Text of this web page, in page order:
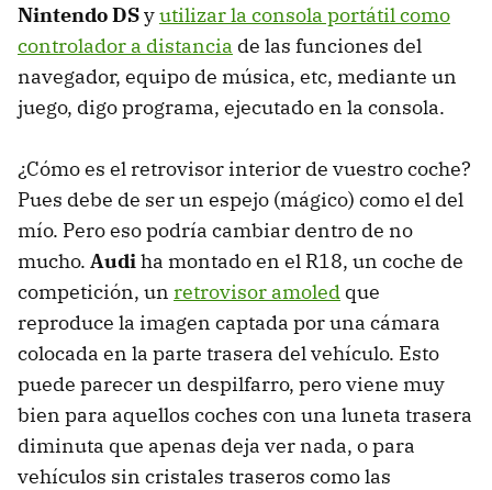
Nintendo DSyutilizar la consola portátil como
controlador a distancia de las funciones del
navegador, equipo de música, etc, mediante un
juego, digo programa, ejecutado en la consola.
¿Cómo es el retrovisor interior de vuestro coche?
Pues debe de ser un espejo (mágico) como el del
mío. Pero eso podría cambiar dentro de no
mucho. Audi ha montado en el R18, un coche de
competición, un retrovisor amoled que
reproduce la imagen captada por una cámara
colocada en la parte trasera del vehículo. Esto
puede parecer un despilfarro, pero viene muy
bien para aquellos coches con una luneta trasera
diminuta que apenas deja ver nada, o para
vehículos sin cristales traseros como las